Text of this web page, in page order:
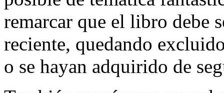
remarcar que el libro debe
reciente, quedando
o se hayan adquirido de